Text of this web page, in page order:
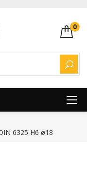
0
6325 H6 ø18